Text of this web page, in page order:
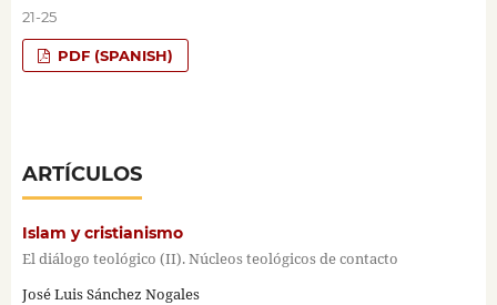
21-25
PDF (SPANISH)
ARTÍCULOS
Islam y cristianismo
El diálogo teológico (II). Núcleos teológicos de contacto
José Luis Sánchez Nogales